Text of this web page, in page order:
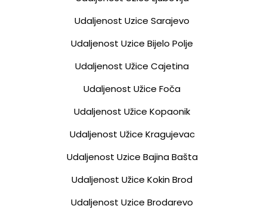
Udaljenost Uzice Sarajevo
Udaljenost Uzice Bijelo Polje
Udaljenost Užice Cajetina
Udaljenost Užice Foča
Udaljenost Užice Kopaonik
Udaljenost Užice Kragujevac
Udaljenost Uzice Bajina Bašta
Udaljenost Užice Kokin Brod
Udaljenost Uzice Brodarevo